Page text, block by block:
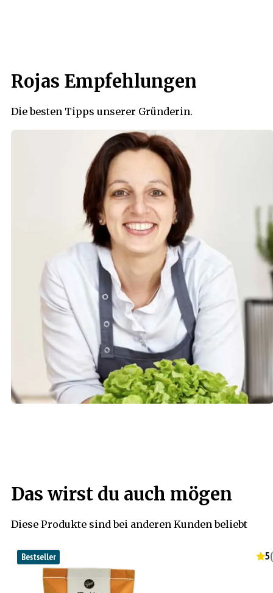
Rojas Empfehlungen
Die besten Tipps unserer Gründerin.
Das wirst du auch mögen
Diese Produkte sind bei anderen Kunden beliebt
Bestseller 5(